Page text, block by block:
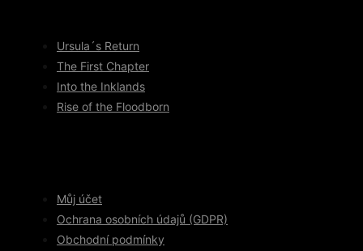
Ursula´s Return
The First Chapter
Into the Inklands
Rise of the Floodborn
Můj účet
Ochrana osobních údajů (GDPR)
Obchodní podmínky